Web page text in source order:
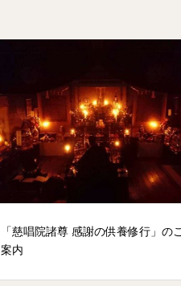
「慈唱院諸尊 感謝の供養修行」の
案内